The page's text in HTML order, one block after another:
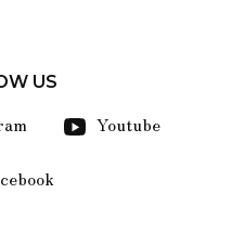
US
Youtube